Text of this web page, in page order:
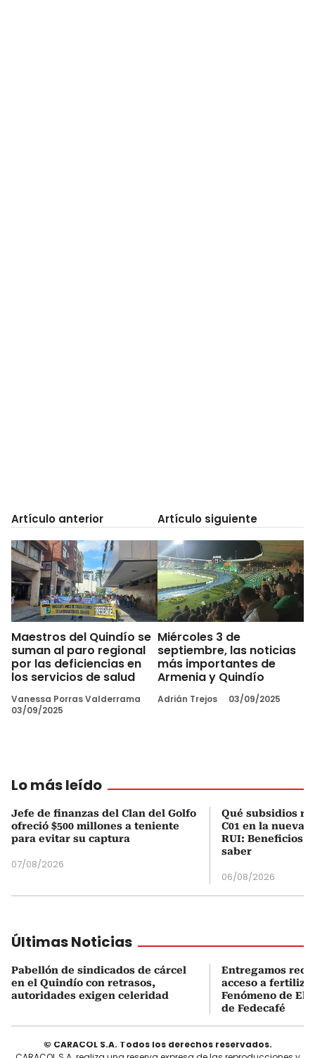
Artículo anterior
Maestros del Quindío se
suman al paro regional
por las deficiencias en
los servicios de salud
Vanessa Porras Valderrama
03/09/2025
Artículo siguiente
Miércoles 3 de
septiembre, las noticias
más importantes de
Armenia y Quindío
Adrián Trejos 03/09/2025
Lo más leído
Jefe de finanzas del Clan del Golfo
ofreció $500 millones a teniente
para evitar su captura
07/08/2026
Qué subsidios
C01 en la nueva
RUI: Beneficios
saber
06/08/2026
Últimas Noticias
Pabellón de sindicados de cárcel
en el Quindío con retrasos,
autoridades exigen celeridad
Entregamos
acceso a
Fenómeno de El
de Fedecafé
© CARACOL S.A. Todos los derechos reservados.